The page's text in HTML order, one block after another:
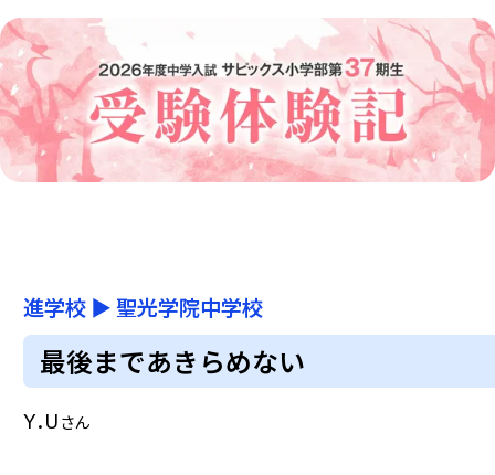
進学校 ▶聖光学院中学校
最後まであきらめない
Y.Uさん